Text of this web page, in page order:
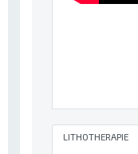
LITHOTHERAPIE